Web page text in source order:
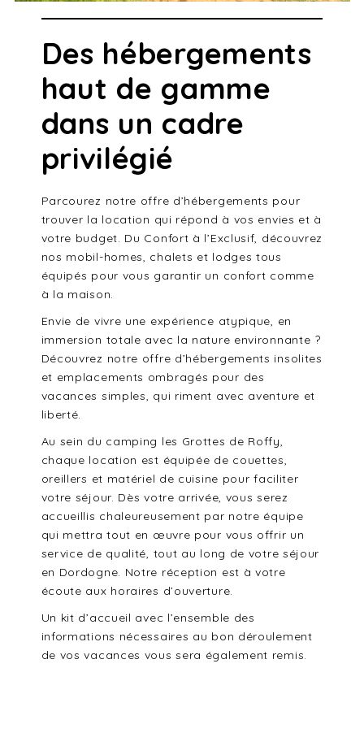
Des hébergements
haut de gamme
dans un cadre
privilégié
Parcourez notre offre d’hébergements pour
trouver la location qui répond à vos envies et à
votre budget. Du Confort à l’Exclusif, découvrez
nos mobil-homes, chalets et lodges tous
équipés pour vous garantir un confort comme
à la maison.
Envie de vivre une expérience atypique, en
immersion totale avec la nature environnante ?
Découvrez notre offre d’hébergements insolites
et emplacements ombragés pour des
vacances simples, qui riment avec aventure et
liberté.
Au sein du camping les Grottes de Roffy,
chaque location est équipée de couettes,
oreillers et matériel de cuisine pour faciliter
votre séjour. Dès votre arrivée, vous serez
accueillis chaleureusement par notre équipe
qui mettra tout en œuvre pour vous offrir un
service de qualité, tout au long de votre séjour
en Dordogne. Notre réception est à votre
écoute aux horaires d’ouverture.
Un kit d’accueil avec l’ensemble des
informations nécessaires au bon déroulement
de vos vacances vous sera également remis.